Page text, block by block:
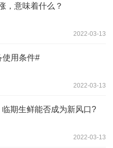
，意味着什么？
2022-03-13
使用条件#
2022-03-13
期生鲜能否成为新风口?
2022-03-13